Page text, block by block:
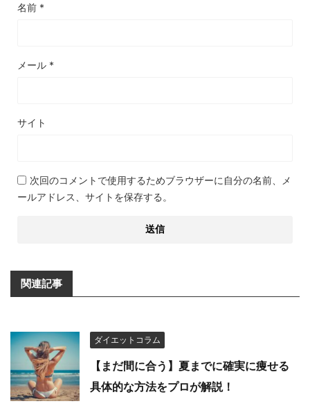
名前 *
メール *
サイト
次回のコメントで使用するためブラウザーに自分の名前、メ
ールアドレス、サイトを保存する。
関連記事
ダイエットコラム
【まだ間に合う】夏までに確実に痩せる
具体的な方法をプロが解説！